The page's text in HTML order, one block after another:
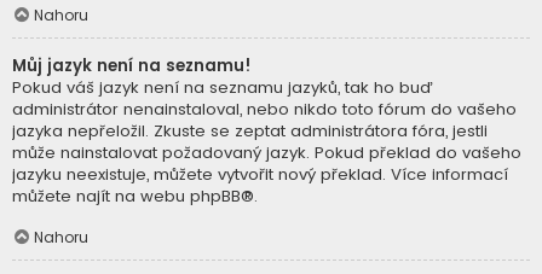
Nahoru
Můj jazyk není na seznamu!
Pokud váš jazyk není na seznamu jazyků, tak ho buď
administrátor nenainstaloval, nebo nikdo toto fórum do vašeho
jazyka nepřeložil. Zkuste se zeptat administrátora fóra, jestli
může nainstalovat požadovaný jazyk. Pokud překlad do vašeho
jazyku neexistuje, můžete vytvořit nový překlad. Více informací
můžete najít na webu phpBB®.
Nahoru